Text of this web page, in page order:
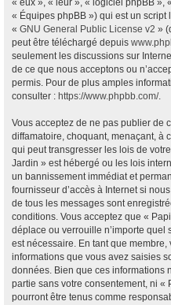
« eux », « leur », « logiciel phpBB »,
« Équipes phpBB ») qui est un
« GNU General Public License v2 »
peut être téléchargé depuis
seulement les discussions sur
de ce que nous acceptons ou
permis. Pour de plus amples
consulter : https://www.phpbb.com/.
Vous acceptez de ne pas publier de
diffamatoire, choquant, menaçant, à
qui peut transgresser les lois de
Jardin » est hébergé ou les lois
un bannissement immédiat et
fournisseur d’accès à Internet si
de tous les messages sont
conditions. Vous acceptez que «
déplace ou verrouille n’importe
est nécessaire. En tant que
informations que vous avez saisies
données. Bien que ces informations
partie sans votre consentement, ni «
pourront être tenus comme